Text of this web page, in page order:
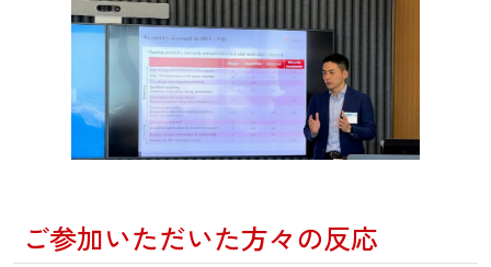
ご参加いただいた方々の反応